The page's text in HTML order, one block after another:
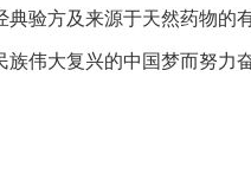
验方及来源于天然药物
伟大复兴的中国梦而努